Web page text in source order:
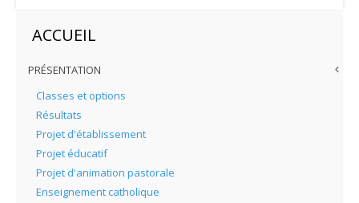
ACCUEIL
PRÉSENTATION
Classes et options
Résultats
Projet d'établissement
Projet éducatif
Projet d'animation pastorale
Enseignement catholique